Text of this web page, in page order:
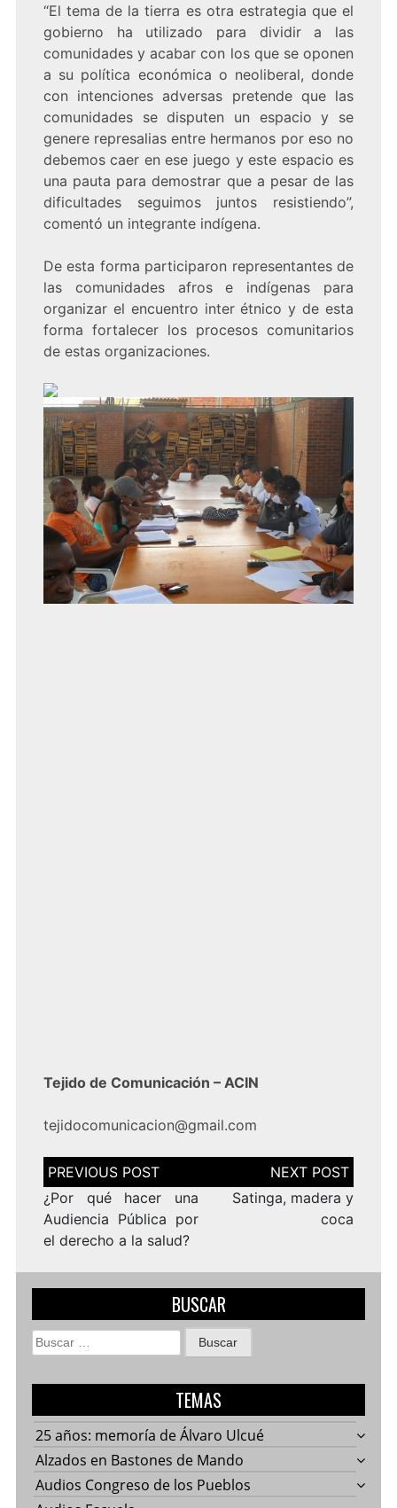
“El tema de la tierra es otra estrategia que el
gobierno ha utilizado para dividir a las
comunidades y acabar con los que se oponen
a su política económica o neoliberal, donde
con intenciones adversas pretende que las
comunidades se disputen un espacio y se
genere represalias entre hermanos por eso no
debemos caer en ese juego y este espacio es
una pauta para demostrar que a pesar de las
dificultades seguimos juntos resistiendo”,
comentó un integrante indígena.
De esta forma participaron representantes de
las comunidades afros e indígenas para
organizar el encuentro inter étnico y de esta
forma fortalecer los procesos comunitarios
de estas organizaciones.
Tejido de Comunicación – ACIN
tejidocomunicacion@gmail.com
Navegación
de
entradas
¿Por qué hacer una
Audiencia Pública por
el derecho a la salud?
Satinga, madera y
coca
BUSCAR
Buscar:
TEMAS
25 años: memoría de Álvaro Ulcué
Alzados en Bastones de Mando
Audios Congreso de los Pueblos